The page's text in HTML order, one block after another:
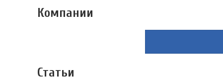
Компании
Статьи